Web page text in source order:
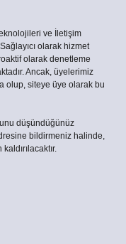
ve İletişim
olarak hizmet
olarak denetleme
Ancak, üyelerimiz
olup, siteye üye olarak bu
düşündüğünüz
bildirmeniz halinde,